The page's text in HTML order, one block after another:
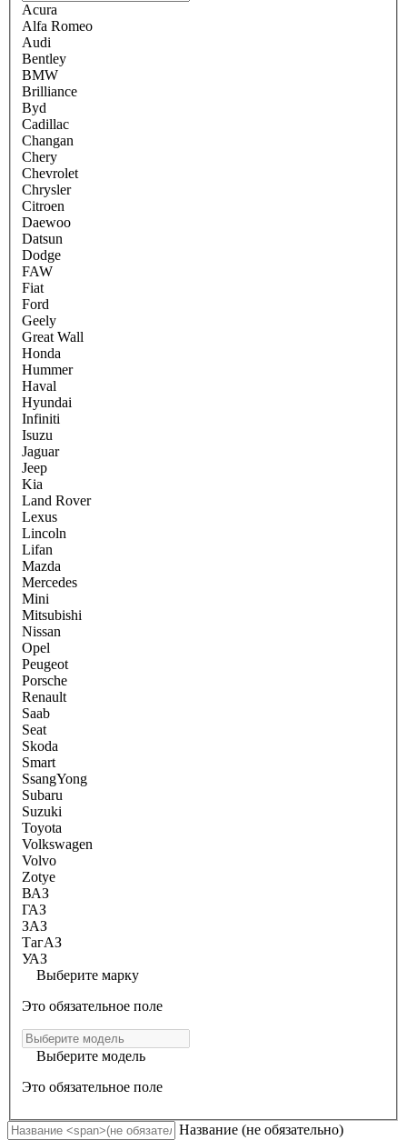
Acura
Alfa Romeo
Audi
Bentley
BMW
Brilliance
Byd
Cadillac
Changan
Chery
Chevrolet
Chrysler
Citroen
Daewoo
Datsun
Dodge
FAW
Fiat
Ford
Geely
Great Wall
Honda
Hummer
Haval
Hyundai
Infiniti
Isuzu
Jaguar
Jeep
Kia
Land Rover
Lexus
Lincoln
Lifan
Mazda
Mercedes
Mini
Mitsubishi
Nissan
Opel
Peugeot
Porsche
Renault
Saab
Seat
Skoda
Smart
SsangYong
Subaru
Suzuki
Toyota
Volkswagen
Volvo
Zotye
ВАЗ
ГАЗ
ЗАЗ
ТагАЗ
УАЗ
Выберите марку
Это обязательное поле
Выберите модель
Это обязательное поле
Название (не обязательно)